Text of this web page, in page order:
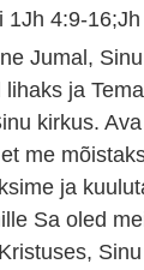
1Jh 4:9-
Jumal,
lihaks ja
kirkus.
me
ja
Sa oled